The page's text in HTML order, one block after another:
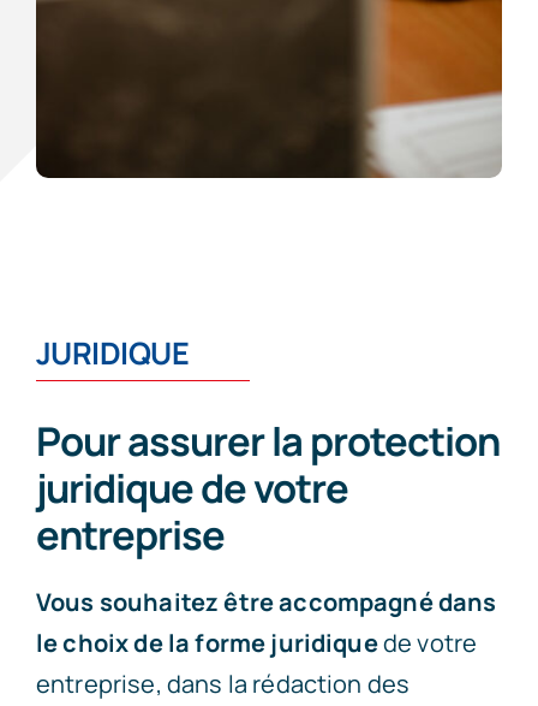
JURIDIQUE
Pour assurer la protection
juridique de votre
entreprise
Vous souhaitez être accompagné dans
le choix de la forme juridiquede votre
entreprise, dans la rédaction des